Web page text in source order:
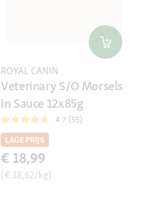
ROYAL CANIN
Veterinary S/O Morsels
in Sauce 12x85g
4.7 (55)
LAGE PRIJS
€ 18,99
(€ 18,62/kg)